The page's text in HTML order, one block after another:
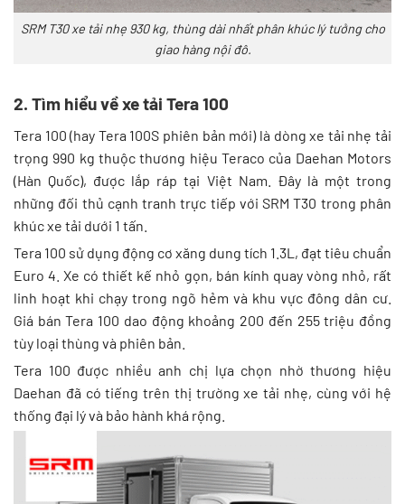
SRM T30 xe tải nhẹ 930 kg, thùng dài nhất phân khúc lý tưởng cho
giao hàng nội đô.
2. Tìm hiểu về xe tải Tera 100
Tera 100 (hay Tera 100S phiên bản mới) là dòng xe tải nhẹ tải
trọng 990 kg thuộc thương hiệu Teraco của Daehan Motors
(Hàn Quốc), được lắp ráp tại Việt Nam. Đây là một trong
những đối thủ cạnh tranh trực tiếp với SRM T30 trong phân
khúc xe tải dưới 1 tấn.
Tera 100 sử dụng động cơ xăng dung tích 1.3L, đạt tiêu chuẩn
Euro 4. Xe có thiết kế nhỏ gọn, bán kính quay vòng nhỏ, rất
linh hoạt khi chạy trong ngõ hẻm và khu vực đông dân cư.
Giá bán Tera 100 dao động khoảng 200 đến 255 triệu đồng
tùy loại thùng và phiên bản.
Tera 100 được nhiều anh chị lựa chọn nhờ thương hiệu
Daehan đã có tiếng trên thị trường xe tải nhẹ, cùng với hệ
thống đại lý và bảo hành khá rộng.